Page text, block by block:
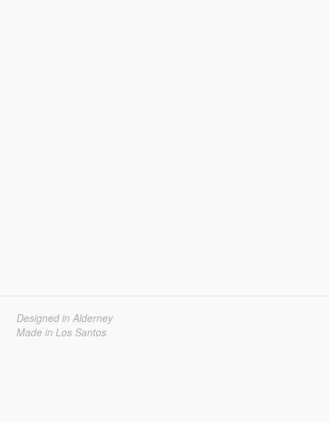
Designed in Alderney
Made in Los Santos